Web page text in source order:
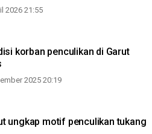
2026 21:55
korban penculikan di Garut
2025 20:19
ungkap motif penculikan tukang